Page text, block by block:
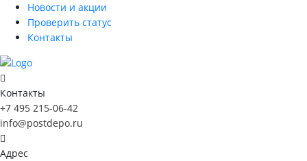
Новости и акции
Проверить статус
Контакты
Контакты
+7 495 215-06-42
info@postdepo.ru
Адрес